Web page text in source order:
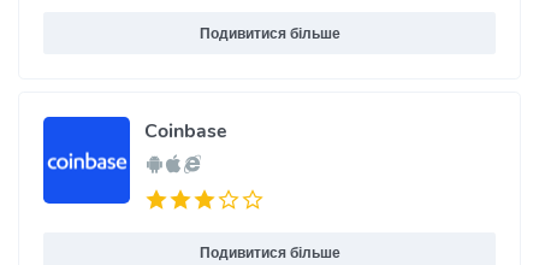
Подивитися більше
Coinbase
Подивитися більше